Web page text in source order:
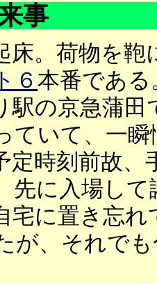
事
。荷物を鞄
６本番である
の京急蒲田
ていて、一瞬
時刻前故、
先に入場し
に置き忘れ
が、それで